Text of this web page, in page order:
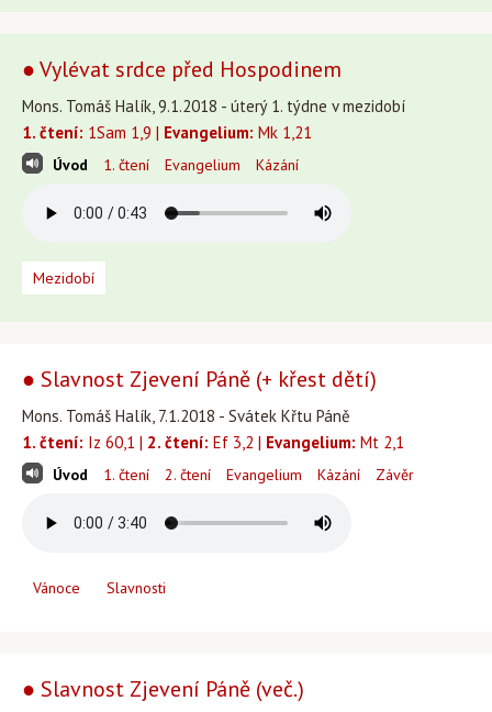
● Vylévat srdce před Hospodinem
Mons. Tomáš Halík, 9.1.2018 - úterý 1. týdne v mezidobí
1. čtení: 1Sam 1,9 | Evangelium: Mk 1,21
Úvod 1. čtení Evangelium Kázání
Mezidobí
● Slavnost Zjevení Páně (+ křest dětí)
Mons. Tomáš Halík, 7.1.2018 - Svátek Křtu Páně
1. čtení: Iz 60,1 | 2. čtení: Ef 3,2 | Evangelium: Mt 2,1
Úvod 1. čtení 2. čtení Evangelium Kázání Závěr
Vánoce Slavnosti
● Slavnost Zjevení Páně (več.)